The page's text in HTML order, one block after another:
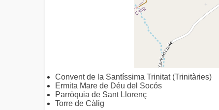
Convent de la Santíssima Trinitat (Trinitàries)
Ermita Mare de Déu del Socós
Parròquia de Sant Llorenç
Torre de Càlig